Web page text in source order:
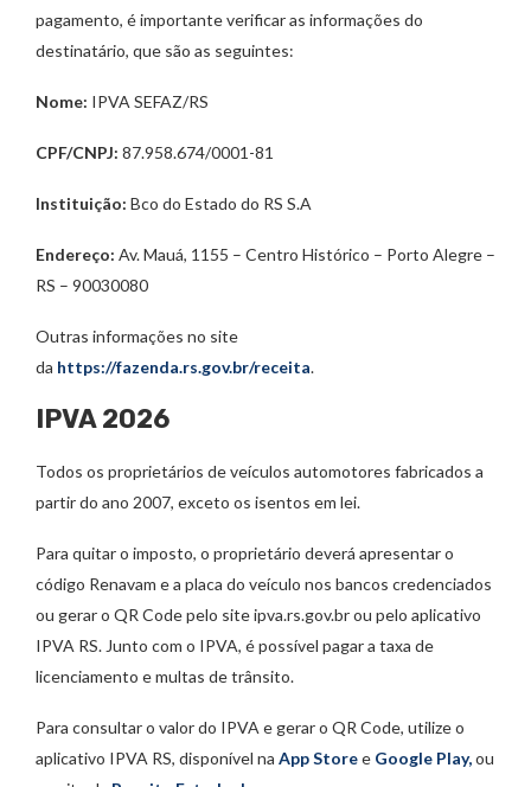
pagamento, é importante verificar as informações do
destinatário, que são as seguintes:
Nome: IPVA SEFAZ/RS
CPF/CNPJ: 87.958.674/0001-81
Instituição: Bco do Estado do RS S.A
Endereço: Av. Mauá, 1155 – Centro Histórico – Porto Alegre –
RS – 90030080
Outras informações no site
da https://fazenda.rs.gov.br/receita.
IPVA 2026
Todos os proprietários de veículos automotores fabricados a
partir do ano 2007, exceto os isentos em lei.
Para quitar o imposto, o proprietário deverá apresentar o
código Renavam e a placa do veículo nos bancos credenciados
ou gerar o QR Code pelo site ipva.rs.gov.br ou pelo aplicativo
IPVA RS. Junto com o IPVA, é possível pagar a taxa de
licenciamento e multas de trânsito.
Para consultar o valor do IPVA e gerar o QR Code, utilize o
aplicativo IPVA RS, disponível na App Storee Google Play,ou